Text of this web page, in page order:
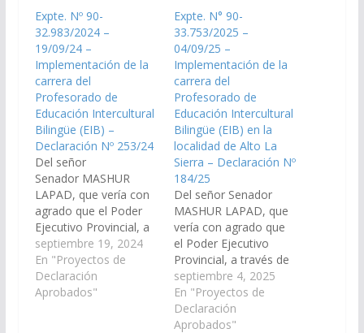
Expte. Nº 90-
32.983/2024 –
19/09/24 –
Implementación de la
carrera del
Profesorado de
Educación Intercultural
Bilingüe (EIB) –
Declaración Nº 253/24
Del señor
Senador MASHUR
LAPAD, que vería con
agrado que el Poder
Ejecutivo Provincial, a
través del Ministerio de
Educación, Cultura,
Ciencia y Tecnología,
disponga la creación y
septiembre 19, 2024
En "Proyectos de
Declaración
Aprobados"
Expte. N° 90-
33.753/2025 –
04/09/25 –
Implementación de la
carrera del
Profesorado de
Educación Intercultural
Bilingüe (EIB) en la
localidad de Alto La
Sierra – Declaración Nº
184/25
Del señor Senador
MASHUR LAPAD, que
vería con agrado que
el Poder Ejecutivo
Provincial, a través de
los organismos que
correspondan,
disponga la creación y
funcionamiento de una
septiembre 4, 2025
En "Proyectos de
Declaración
Aprobados"